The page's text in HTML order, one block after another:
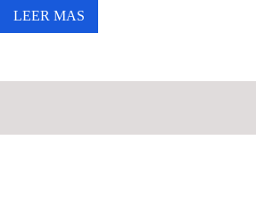
LEER MAS